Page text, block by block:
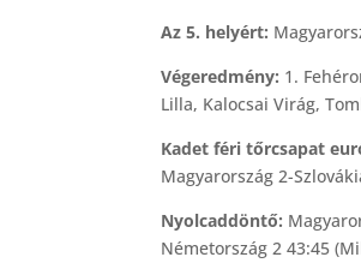
Az 5. helyért:
Végeredmény: 1.
Lilla, Kalocsai Virág,
Kadet féri tőrcsapat
Magyarország 2-
Nyolcaddöntő:
Németország 2 43:45